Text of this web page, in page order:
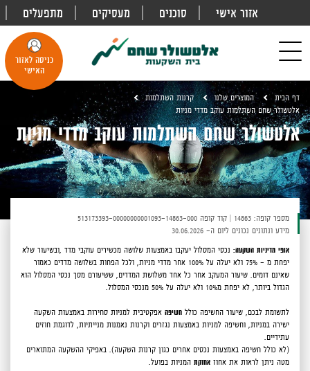
אזור אישי סוכנים מעסיקים מתפעלים
navigation
כניסה לאזור
האישי
אלטשולר שחם השתלמות עוקב מדדי מניות
דף הבית המוצרים שלנו
קרנות השתלמות
אלטשולר שחם השתלמות עוקב מדדי מניות
מספר קופה: 14863 | קוד קופה 513173393-00000000001093-14863-000
מידע ונתונים נכונים ליום ה- 30.06.2026
אופי מדיניות השקעה: נכסי המסלול יעקבו באמצעות שלושה מכשירים עוקבי מדד ,ובשיעור שלא
יפחת מ - 75% ולא יעלה על 100% אחר מדדי מניות, ולכל הפחות בשלושה מדדים כאמור
שאינם דומים. שיעור המעקב אחר כל אחד משלושת המדדים, ששיעורם מסך נכסי המסלול הוא
הגדול ביותר, לא יפחת מ10% ולא יעלה על 50% מנכסי המסלול.
לתשומת לבכם, שיעור החשיפה כולל חשיפה אפקטיבית למניות סחירות באמצעות השקעה
ישירה במניות, וחשיפה למניות באמצעות נגזרים וקרנות נאמנות מנייתיות, לדוגמת חוזים
עתידיים.
(לא כולל חשיפה באמצעות נכסים אחרים כגון קרנות השקעה). באפיקי ההשקעה המתוארים
מטה ניתן לראות את אחוז אחזקת המניות בפועל.